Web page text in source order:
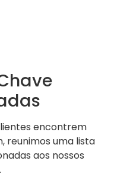
encontrem
reunimos uma lista
aos nossos